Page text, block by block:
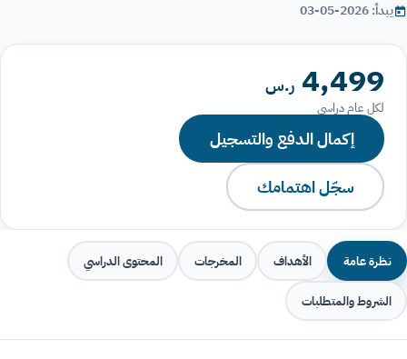
يبدأ: 2026-05-03
4,499 ر.س
لكل عام دراسي
إكمال الدفع والتسجيل
سجّل اهتمامك
نظرة عامة الأهداف المخرجات المحتوى الدراسي
الشروط والمتطلبات